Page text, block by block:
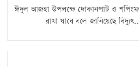
ঈদুল আজহা উপলক্ষে দোকানপাট ও
রাখা যাবে বলে জানিয়েছে